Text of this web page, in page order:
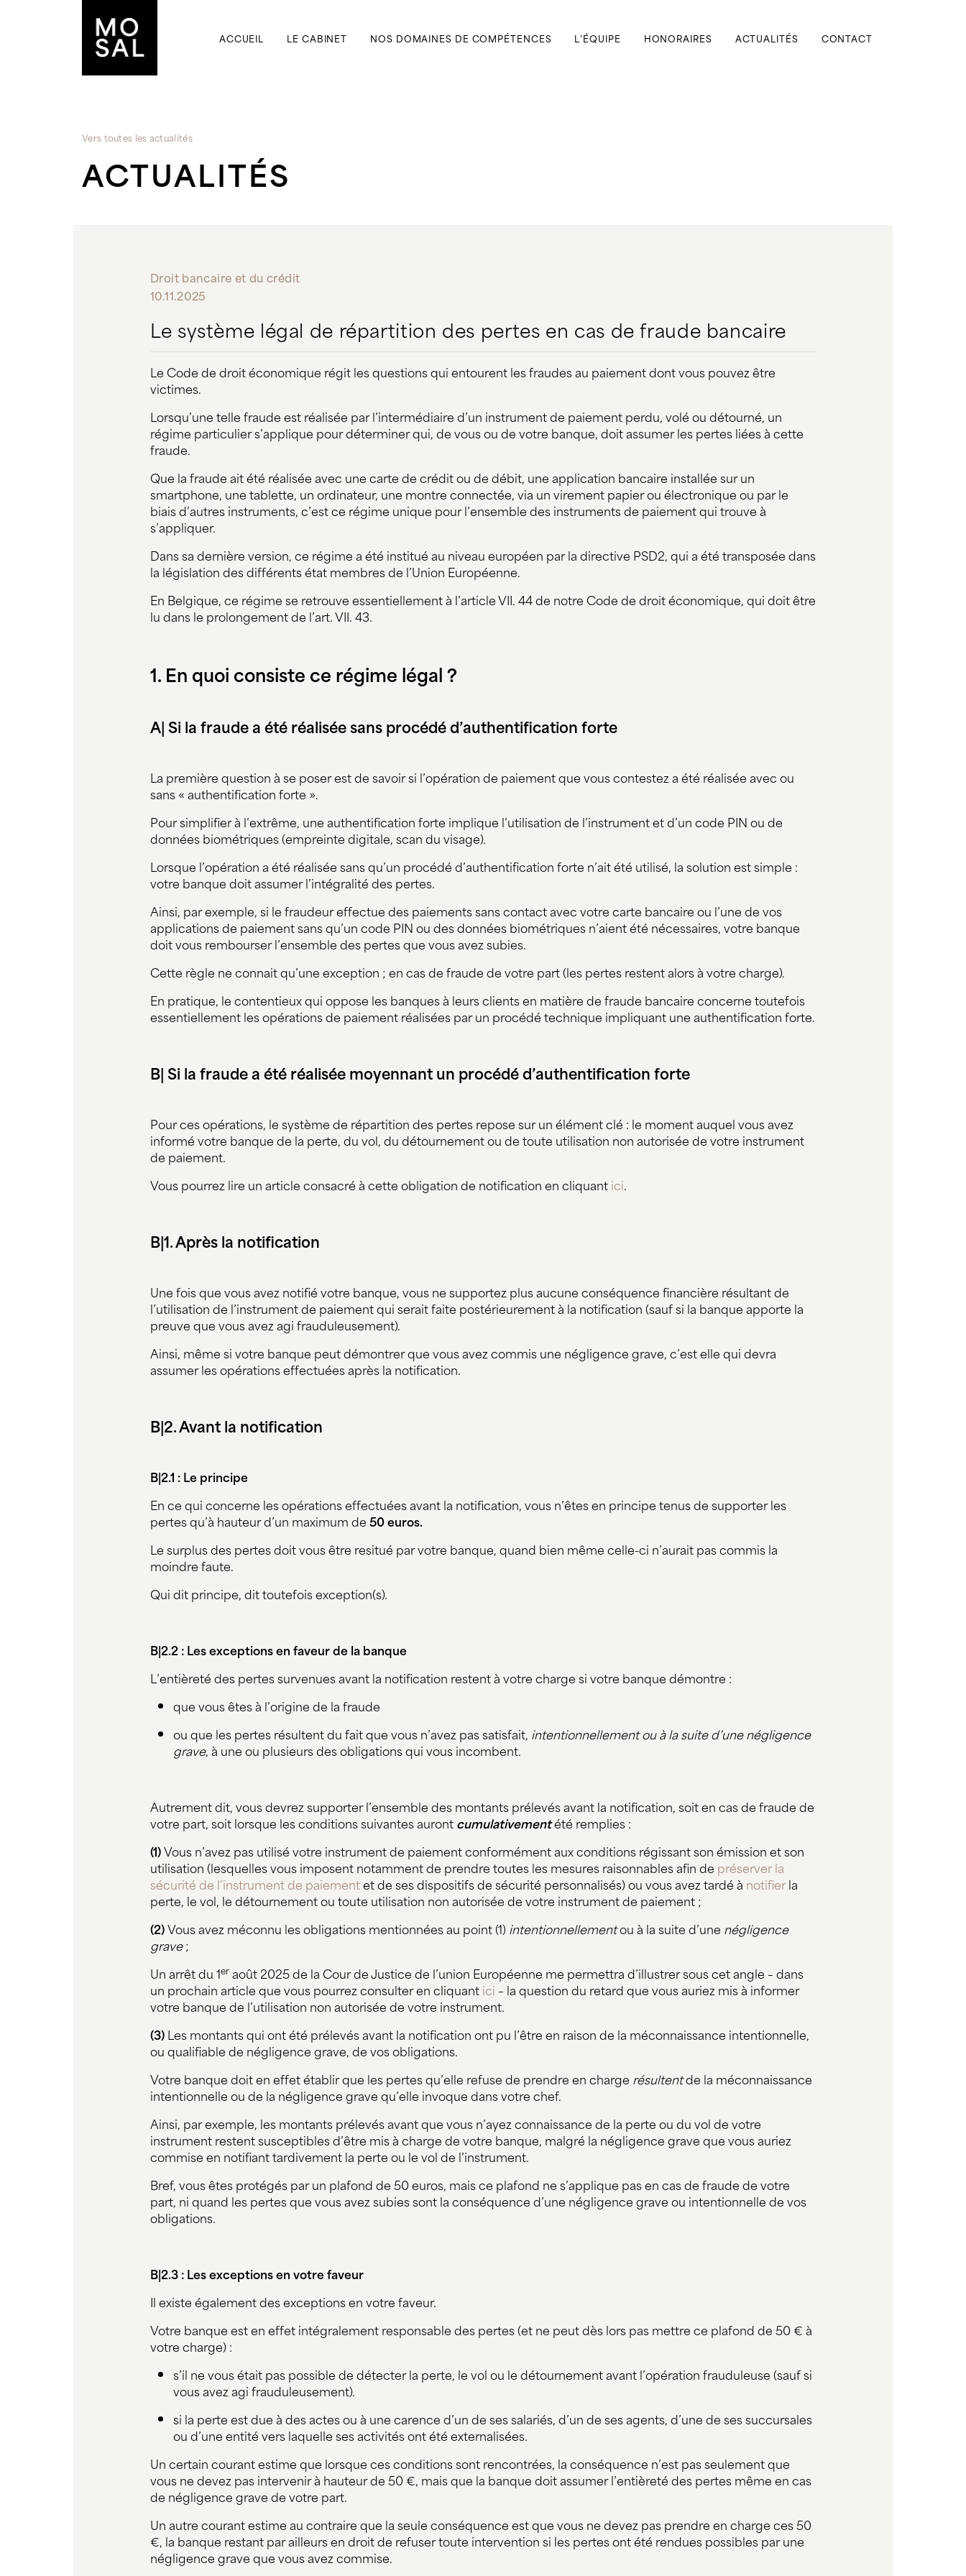
ACCUEIL LE CABINET NOS DOMAINES DE COMPÉTENCES L’ÉQUIPE HONORAIRES ACTUALITÉS CONTACT
Vers toutes les actualités
ACTUALITÉS
Droit bancaire et du crédit
10.11.2025
Le système légal de répartition des pertes en cas de fraude bancaire
Le Code de droit économique régit les questions qui entourent les fraudes au paiement dont vous pouvez être
victimes.
Lorsqu’une telle fraude est réalisée par l’intermédiaire d’un instrument de paiement perdu, volé ou détourné, un
régime particulier s’applique pour déterminer qui, de vous ou de votre banque, doit assumer les pertes liées à cette
fraude.
Que la fraude ait été réalisée avec une carte de crédit ou de débit, une application bancaire installée sur un
smartphone, une tablette, un ordinateur, une montre connectée, via un virement papier ou électronique ou par le
biais d’autres instruments, c’est ce régime unique pour l’ensemble des instruments de paiement qui trouve à
s’appliquer.
Dans sa dernière version, ce régime a été institué au niveau européen par la directive PSD2, qui a été transposée dans
la législation des différents état membres de l’Union Européenne.
En Belgique, ce régime se retrouve essentiellement à l’article VII. 44 de notre Code de droit économique, qui doit être
lu dans le prolongement de l’art. VII. 43.
1. En quoi consiste ce régime légal ?
A| Si la fraude a été réalisée sans procédé d’authentification forte
La première question à se poser est de savoir si l’opération de paiement que vous contestez a été réalisée avec ou
sans « authentification forte ».
Pour simplifier à l’extrême, une authentification forte implique l’utilisation de l’instrument et d’un code PIN ou de
données biométriques (empreinte digitale, scan du visage).
Lorsque l’opération a été réalisée sans qu’un procédé d’authentification forte n’ait été utilisé, la solution est simple :
votre banque doit assumer l’intégralité des pertes.
Ainsi, par exemple, si le fraudeur effectue des paiements sans contact avec votre carte bancaire ou l’une de vos
applications de paiement sans qu’un code PIN ou des données biométriques n’aient été nécessaires, votre banque
doit vous rembourser l’ensemble des pertes que vous avez subies.
Cette règle ne connait qu’une exception ; en cas de fraude de votre part (les pertes restent alors à votre charge).
En pratique, le contentieux qui oppose les banques à leurs clients en matière de fraude bancaire concerne toutefois
essentiellement les opérations de paiement réalisées par un procédé technique impliquant une authentification forte.
B| Si la fraude a été réalisée moyennant un procédé d’authentification forte
Pour ces opérations, le système de répartition des pertes repose sur un élément clé : le moment auquel vous avez
informé votre banque de la perte, du vol, du détournement ou de toute utilisation non autorisée de votre instrument
de paiement.
Vous pourrez lire un article consacré à cette obligation de notification en cliquantici.
B|1. Après la notification
Une fois que vous avez notifié votre banque, vous ne supportez plus aucune conséquence financière résultant de
l’utilisation de l’instrument de paiement qui serait faite postérieurement à la notification (sauf si la banque apporte la
preuve que vous avez agi frauduleusement).
Ainsi, même si votre banque peut démontrer que vous avez commis une négligence grave, c’est elle qui devra
assumer les opérations effectuées après la notification.
B|2. Avant la notification
B|2.1 : Le principe
En ce qui concerne les opérations effectuées avant la notification, vous n’êtes en principe tenus de supporter les
pertes qu’à hauteur d’un maximum de50 euros.
Le surplus des pertes doit vous être resitué par votre banque, quand bien même celle-ci n’aurait pas commis la
moindre faute.
Qui dit principe, dit toutefois exception(s).
B|2.2 : Les exceptions en faveur de la banque
L’entièreté des pertes survenues avant la notification restent à votre charge si votre banque démontre :
que vous êtes à l’origine de la fraude
ou que les pertes résultent du fait que vous n’avez pas satisfait, intentionnellement ou à la suite d’une négligence
grave, à une ou plusieurs des obligations qui vous incombent.
Autrement dit, vous devrez supporter l’ensemble des montants prélevés avant la notification, soit en cas de fraude de
votre part, soit lorsque les conditions suivantes aurontcumulativementété remplies :
(1)Vous n’avez pas utilisé votre instrument de paiement conformément aux conditions régissant son émission et son
utilisation (lesquelles vous imposent notamment de prendre toutes les mesures raisonnables afin de préserver la
sécurité de l’instrument de paiementet de ses dispositifs de sécurité personnalisés) ou vous avez tardé à notifierla
perte, le vol, le détournement ou toute utilisation non autorisée de votre instrument de paiement ;
(2)Vous avez méconnu les obligations mentionnées au point (1) intentionnellementou à la suite d’une négligence
grave;
Un arrêt du 1er août 2025 de la Cour de Justice de l’union Européenne me permettra d’illustrer sous cet angle – dans
un prochain article que vous pourrez consulter en cliquantici – la question du retard que vous auriez mis à informer
votre banque de l’utilisation non autorisée de votre instrument.
(3)Les montants qui ont été prélevés avant la notification ont pu l’être en raison de la méconnaissance intentionnelle,
ou qualifiable de négligence grave, de vos obligations.
Votre banque doit en effet établir que les pertes qu’elle refuse de prendre en charge résultentde la méconnaissance
intentionnelle ou de la négligence grave qu’elle invoque dans votre chef.
Ainsi, par exemple, les montants prélevés avant que vous n’ayez connaissance de la perte ou du vol de votre
instrument restent susceptibles d’être mis à charge de votre banque, malgré la négligence grave que vous auriez
commise en notifiant tardivement la perte ou le vol de l’instrument.
Bref, vous êtes protégés par un plafond de 50 euros, mais ce plafond ne s’applique pas en cas de fraude de votre
part, ni quand les pertes que vous avez subies sont la conséquence d’une négligence grave ou intentionnelle de vos
obligations.
B|2.3 : Les exceptions en votre faveur
Il existe également des exceptions en votre faveur.
Votre banque est en effet intégralement responsable des pertes (et ne peut dès lors pas mettre ce plafond de 50 € à
votre charge) :
s’il ne vous était pas possible de détecter la perte, le vol ou le détournement avant l’opération frauduleuse (sauf si
vous avez agi frauduleusement).
si la perte est due à des actes ou à une carence d’un de ses salariés, d’un de ses agents, d’une de ses succursales
ou d’une entité vers laquelle ses activités ont été externalisées.
Un certain courant estime que lorsque ces conditions sont rencontrées, la conséquence n’est pas seulement que
vous ne devez pas intervenir à hauteur de 50 €, mais que la banque doit assumer l’entièreté des pertes même en cas
de négligence grave de votre part.
Un autre courant estime au contraire que la seule conséquence est que vous ne devez pas prendre en charge ces 50
€, la banque restant par ailleurs en droit de refuser toute intervention si les pertes ont été rendues possibles par une
négligence grave que vous avez commise.